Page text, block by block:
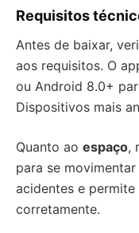
Requisitos
Antes de baixar,
aos requisitos. O
ou Android 8.0+
Dispositivos mais
Quanto ao espaço,
para se
acidentes e
corretamente.